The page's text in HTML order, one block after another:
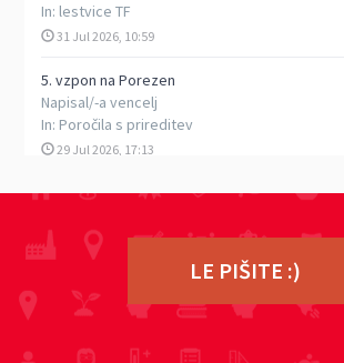
In: lestvice TF
31 Jul 2026, 10:59
5. vzpon na Porezen
Napisal/-a vencelj
In: Poročila s prireditev
29 Jul 2026, 17:13
TEK DVOJK - petkilometrski rekreativni tek v
Napisal/-a
ziga
In:
Vabila na prireditve
Napisal/-a
ziga
LE PIŠITE :)